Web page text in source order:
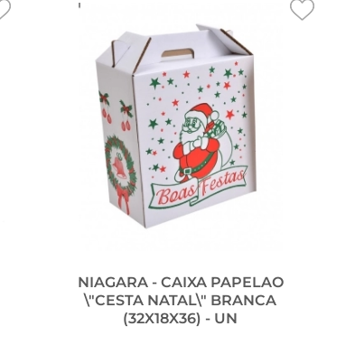
NIAGARA - CAIXA PAPELAO
\"CESTA NATAL\" BRANCA
(32X18X36) - UN